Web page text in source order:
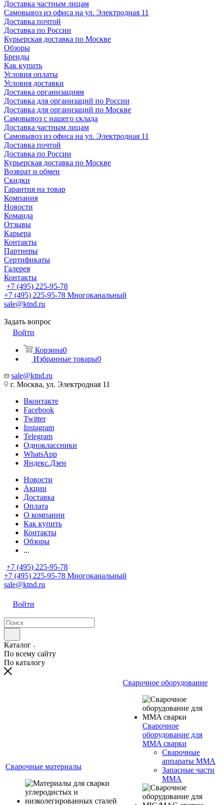
Доставка частным лицам
Самовывоз из офиса на ул. Электродная 11
Доставка почтой
Доставка по России
Курьерская доставка по Москве
Обзоры
Бренды
Как купить
Условия оплаты
Условия доставки
Доставка организациям
Доставка для организаций по России
Доставка для организаций по Москве
Самовывоз с нашего склада
Доставка частным лицам
Самовывоз из офиса на ул. Электродная 11
Доставка почтой
Доставка по России
Курьерская доставка по Москве
Возврат и обмен
Скидки
Гарантия на товар
Компания
Новости
Команда
Отзывы
Карьера
Контакты
Партнеры
Сертификаты
Галерея
Контакты
+7 (495) 225-95-78
+7 (495) 225-95-78 Многоканальный
sale@ktnd.ru
Задать вопрос
Войти
Корзина0
Избранные товары0
sale@ktnd.ru
г. Москва, ул. Электродная 11
Вконтакте
Facebook
Twitter
Instagram
Telegram
Одноклассники
WhatsApp
Яндекс.Дзен
Новости
Акции
Доставка
Оплата
О компании
Как купить
Контакты
Обзоры
...
+7 (495) 225-95-78
+7 (495) 225-95-78 Многоканальный
sale@ktnd.ru
Войти
Каталог
По всему сайту
По каталогу
Сварочные материалы
Сварочное оборудование
Сварочное
оборудование для
MMA сварки
Сварочные
аппараты MMA
Запасные части
MMA